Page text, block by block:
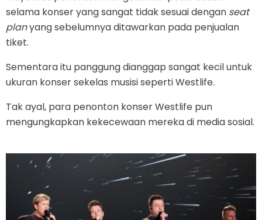
selama konser yang sangat tidak sesuai dengan seat
planyang sebelumnya ditawarkan pada penjualan
tiket.
Sementara itu panggung dianggap sangat kecil untuk
ukuran konser sekelas musisi seperti Westlife.
Tak ayal, para penonton konser Westlife pun
mengungkapkan kekecewaan mereka di media sosial.